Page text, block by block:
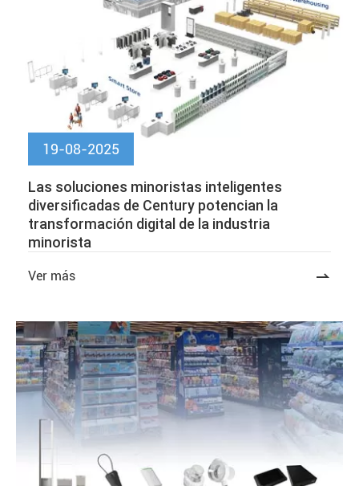
19-08-2025
Las soluciones minoristas inteligentes
diversificadas de Century potencian la
transformación digital de la industria
minorista
Ver más 